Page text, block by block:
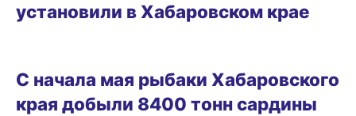
установили в Хабаровском крае
С начала мая рыбаки Хабаровского
края добыли 8400 тонн сардины